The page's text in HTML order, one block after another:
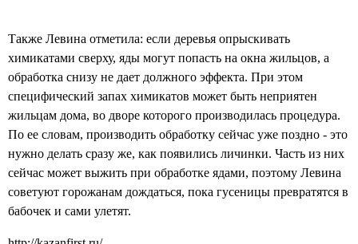
Также Левина отметила: если деревья опрыскивать
химикатами сверху, яды могут попасть на окна жильцов, а
обработка снизу не дает должного эффекта. При этом
специфический запах химикатов может быть неприятен
жильцам дома, во дворе которого производилась процедура.
По ее словам, производить обработку сейчас уже поздно - это
нужно делать сразу же, как появились личинки. Часть из них
сейчас может выжить при обработке ядами, поэтому Левина
советуют горожанам дождаться, пока гусеницы превратятся в
бабочек и сами улетят.